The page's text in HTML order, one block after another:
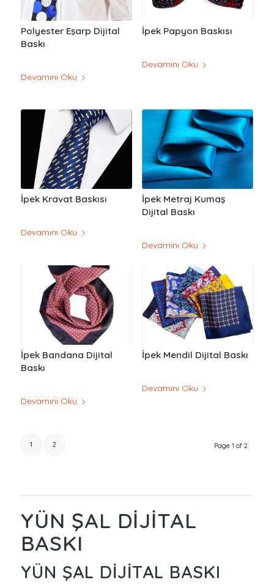
Polyester Eşarp Dijital
Baskı
Devamını Oku
İpek Papyon Baskısı
Devamını Oku
İpek Kravat Baskısı
Devamını Oku
İpek Metraj Kumaş
Dijital Baskı
Devamını Oku
İpek Bandana Dijital
Baskı
Devamını Oku
İpek Mendil Dijital Baskı
Devamını Oku
Page 1 of 2
1 2
YÜN ŞAL DIJITAL
BASKI
YÜN ŞAL DIJITAL BASKI